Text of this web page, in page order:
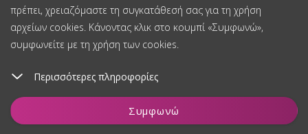
πρέπει, χρειαζόμαστε τη συγκατάθεσή σας για τη χρήση
αρχείων cookies. Κάνοντας κλικ στο κουμπί «Συμφωνώ»,
συμφωνείτε με τη χρήση των cookies.
Περισσότερες πληροφορίες
Συμφωνώ
Προσθήκη στο καλάθι